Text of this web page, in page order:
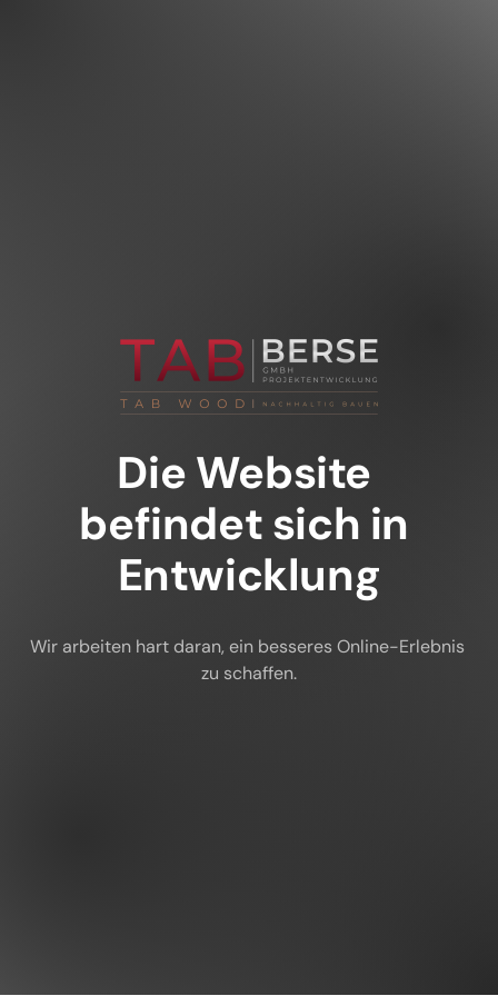
Die Website
befindet sich in
Entwicklung
Wir arbeiten hart daran, ein besseres Online-Erlebnis
zu schaffen.